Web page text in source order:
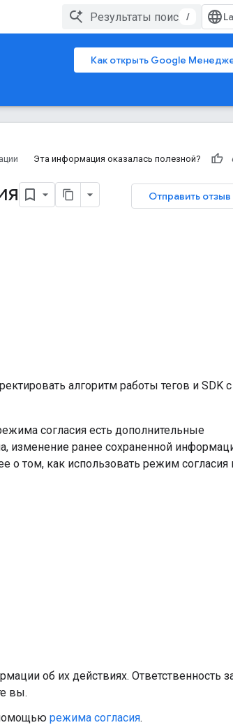
/
Как открыть Google
Эта информация оказалась полезной?
Отправить отзыв
алгоритм работы тегов и SDK с
согласия есть дополнительные
изменение ранее сохраненной
о том, как использовать режим согласия
об их действиях. Ответственность
вы.
режима согласия.